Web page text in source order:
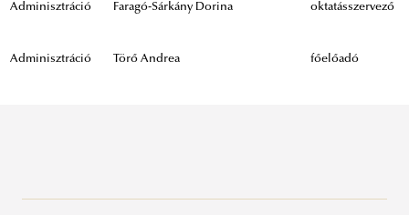
Adminisztráció Faragó-Sárkány Dorina oktatásszervező
Adminisztráció Törő Andrea főelőadó